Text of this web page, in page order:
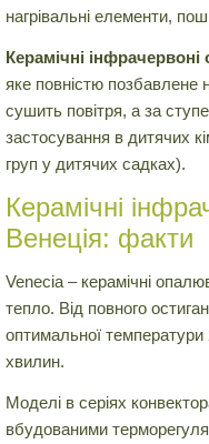
нагрівальні елементи,
Керамічні інфрачервоні
яке повністю позбавлене
сушить повітря, а за
застосування в дитячих
груп у дитячих садках).
Керамічні
Венеція: факти
Venecia – керамічні
тепло. Від повного
оптимальної температури
хвилин.
Моделі в серіях
вбудованими